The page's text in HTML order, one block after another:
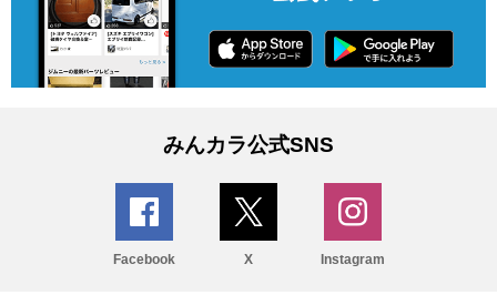
みんカラ公式SNS
Facebook X Instagram